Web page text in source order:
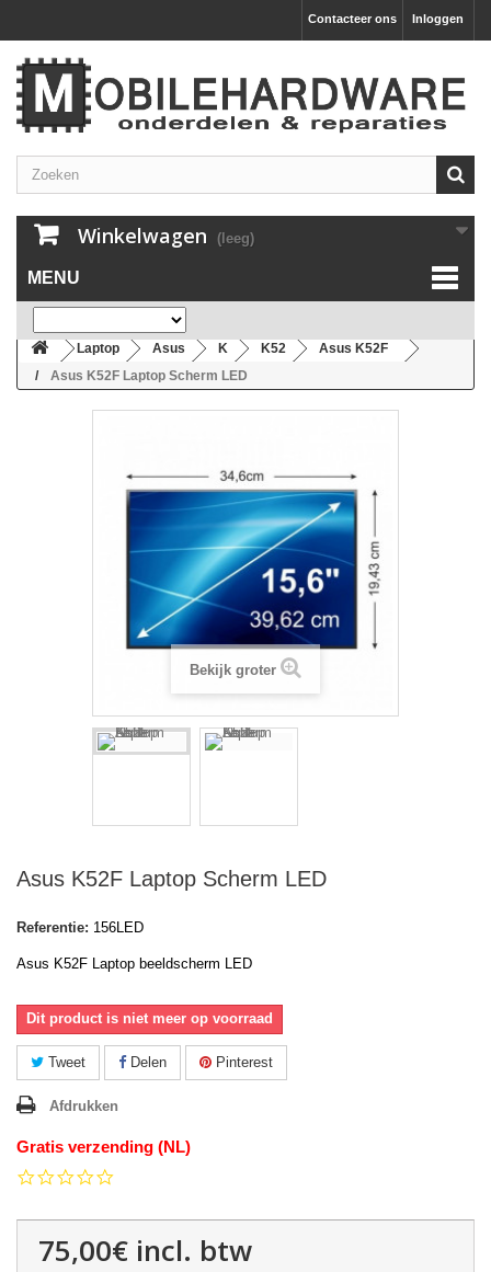
Inloggen
Contacteer ons
Winkelwagen (leeg)
MENU
Laptop Asus K K52
Asus K52F
Asus K52F Laptop Scherm LED
Bekijk groter
Asus K52F Laptop Scherm LED
Referentie: 156LED
Asus K52F Laptop beeldscherm LED
Dit product is niet meer op voorraad
Tweet Delen Pinterest
Afdrukken
Gratis verzending (NL)
75,00€ incl. btw